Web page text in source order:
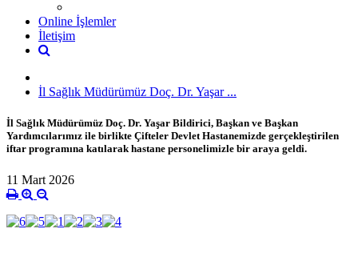
Online İşlemler
İletişim
İl Sağlık Müdürümüz Doç. Dr. Yaşar ...
İl Sağlık Müdürümüz Doç. Dr. Yaşar Bildirici, Başkan ve Başkan
Yardımcılarımız ile birlikte Çifteler Devlet Hastanemizde gerçekleştirilen
iftar programına katılarak hastane personelimizle bir araya geldi.
11 Mart 2026